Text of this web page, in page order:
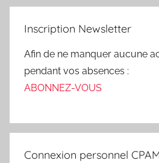
Inscription Newsletter
Afin de ne manquer aucune
pendant vos absences :
ABONNEZ-VOUS
Connexion personnel